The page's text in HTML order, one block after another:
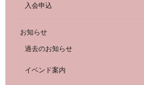
入会申込
お知らせ
過去のお知らせ
イベンド案内